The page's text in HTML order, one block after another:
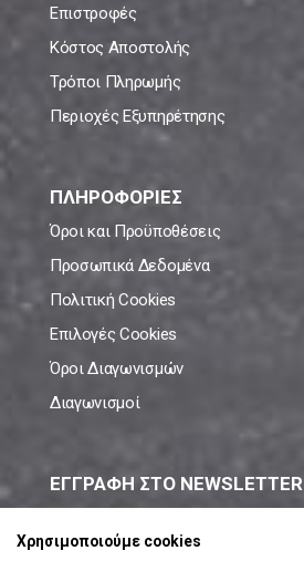
Επιστροφές
Κόστος Αποστολής
Τρόποι Πληρωμής
Περιοχές Εξυπηρέτησης
ΠΛΗΡΟΦΟΡΙΕΣ
Όροι και Προϋποθέσεις
Προσωπικά Δεδομένα
Πολιτική Cookies
Επιλογές Cookies
Όροι Διαγωνισμών
Διαγωνισμοί
ΕΓΓΡΑΦΗ ΣΤΟ NEWSLETTER
Χρησιμοποιούμε cookies